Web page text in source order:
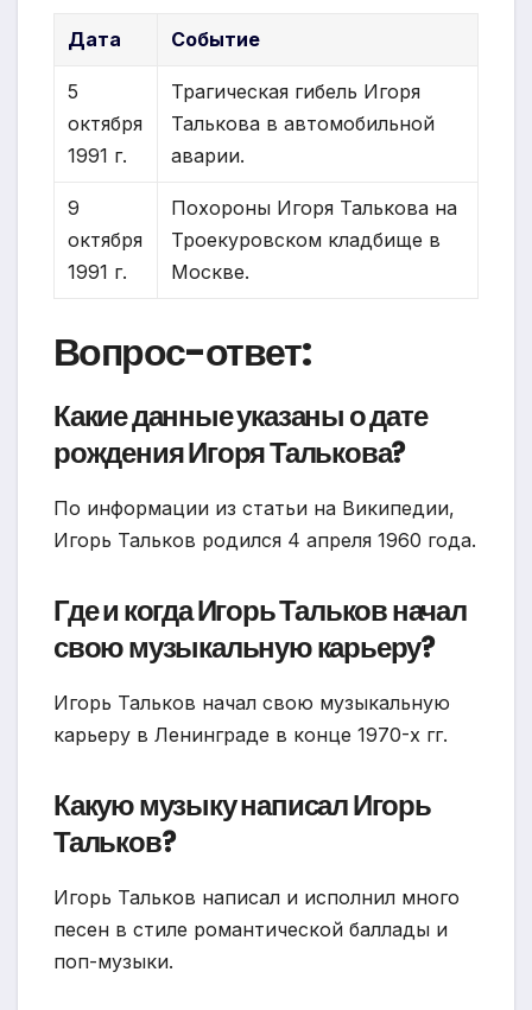
Дата Событие
5
октября
1991 г.
Трагическая гибель Игоря
Талькова в автомобильной
аварии.
9
октября
1991 г.
Похороны Игоря Талькова на
Троекуровском кладбище в
Москве.
Вопрос-ответ:
Какие данные указаны о дате
рождения Игоря Талькова?
По информации из статьи на Википедии,
Игорь Тальков родился 4 апреля 1960 года.
Где и когда Игорь Тальков начал
свою музыкальную карьеру?
Игорь Тальков начал свою музыкальную
карьеру в Ленинграде в конце 1970-х гг.
Какую музыку написал Игорь
Тальков?
Игорь Тальков написал и исполнил много
песен в стиле романтической баллады и
поп-музыки.